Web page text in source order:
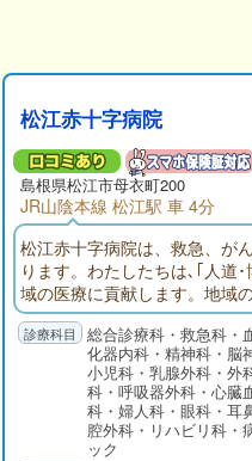
松江赤十字病院
島根県松江市母衣町200
JR山陰本線 松江駅 車 4分
松江赤十字病院は、救急、が
ります。わたしたちは､｢人道
域の医療に貢献します。地域
適なサービスをご提供してい
総合診療科・救急科・
化器内科・精神科・脳
小児科・乳腺外科・外
科・呼吸器外科・心臓
科・婦人科・眼科・耳
腔外科・リハビリ科・
ック